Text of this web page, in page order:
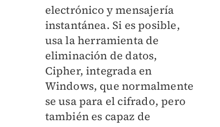
electrónico y mensajería
instantánea. Si es posible,
usa la herramienta de
eliminación de datos,
Cipher, integrada en
Windows, que normalmente
se usa para el cifrado, pero
también es capaz de